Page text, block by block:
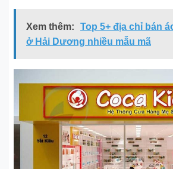
Xem thêm:
Top 5+ địa chỉ bán
ở Hải Dương nhiều mẫu mã